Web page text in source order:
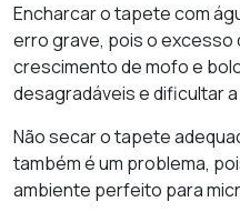
Encharcar o tapete com
erro grave, pois o excesso
crescimento de mofo e
desagradáveis e dificultar
Não secar o tapete
também é um problema,
ambiente perfeito para